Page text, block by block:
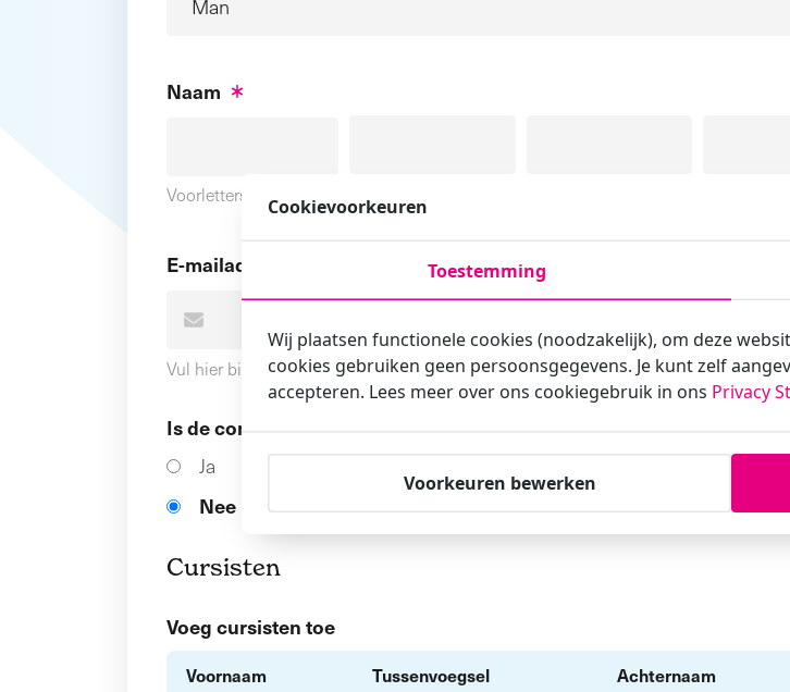
Naam
Voorletters
E-mailadres
Vul hier bij voorkeur het e-mailadres in waarmee je zakelijk/administratief
Is de contactpersoon ook een cursist?
Ja
Nee
Cursisten
Voeg cursisten toe
Voornaam Tussenvoegsel Achternaam
Cookievoorkeuren
Toestemming
Wij plaatsen functionele cookies (noodzakelijk), om deze
cookies gebruiken geen persoonsgegevens. Je kunt zelf
accepteren. Lees meer over ons cookiegebruik in ons Privacy
Voorkeuren bewerken